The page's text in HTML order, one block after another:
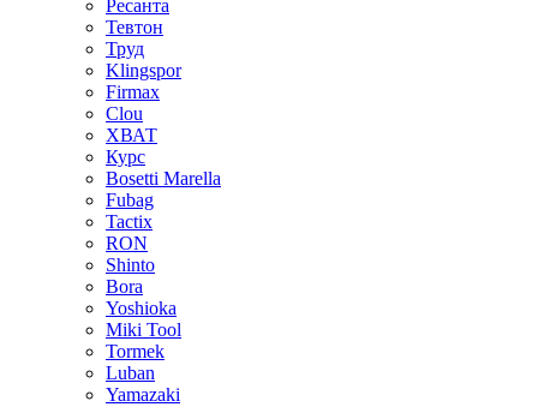
Ресанта
Тевтон
Труд
Klingspor
Firmax
Clou
XВАТ
Курс
Bosetti Marella
Fubag
Tactix
RON
Shinto
Bora
Yoshioka
Miki Tool
Tormek
Luban
Yamazaki